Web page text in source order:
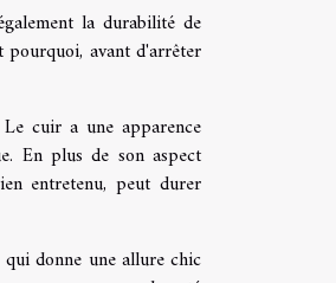
la durabilité de
pourquoi, avant d'arrêter
cuir a une apparence
En plus de son aspect
entretenu, peut durer
donne une allure chic